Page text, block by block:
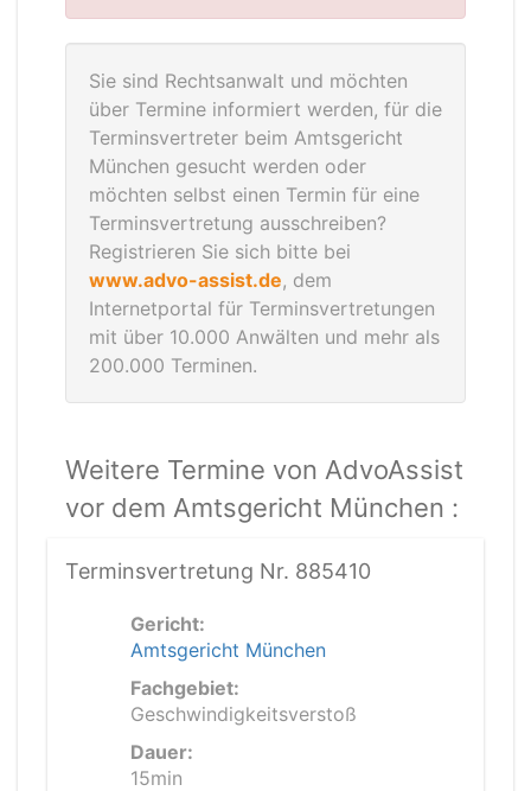
Sie sind Rechtsanwalt und möchten
über Termine informiert werden, für die
Terminsvertreter beim Amtsgericht
München gesucht werden oder
möchten selbst einen Termin für eine
Terminsvertretung ausschreiben?
Registrieren Sie sich bitte bei
www.advo-assist.de, dem
Internetportal für Terminsvertretungen
mit über 10.000 Anwälten und mehr als
200.000 Terminen.
Weitere Termine von AdvoAssist
vor dem Amtsgericht München :
Terminsvertretung Nr. 885410
Gericht:
Amtsgericht München
Fachgebiet:
Geschwindigkeitsverstoß
Dauer:
15min